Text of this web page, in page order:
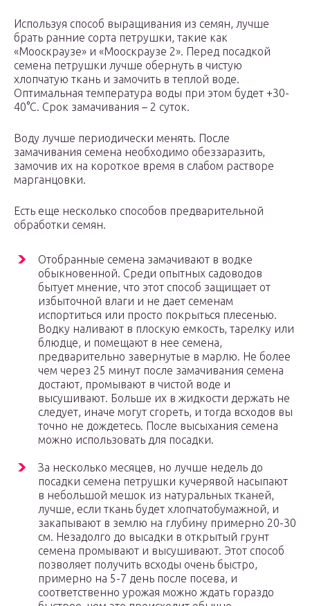
Используя способ выращивания из семян, лучше
брать ранние сорта петрушки, такие как
«Мооскраузе» и «Мооскраузе 2». Перед посадкой
семена петрушки лучше обернуть в чистую
хлопчатую ткань и замочить в теплой воде.
Оптимальная температура воды при этом будет +30-
40°С. Срок замачивания – 2 суток.
Воду лучше периодически менять. После
замачивания семена необходимо обеззаразить,
замочив их на короткое время в слабом растворе
марганцовки.
Есть еще несколько способов предварительной
обработки семян.
Отобранные семена замачивают в водке
обыкновенной. Среди опытных садоводов
бытует мнение, что этот способ защищает от
избыточной влаги и не дает семенам
испортиться или просто покрыться плесенью.
Водку наливают в плоскую емкость, тарелку или
блюдце, и помещают в нее семена,
предварительно завернутые в марлю. Не более
чем через 25 минут после замачивания семена
достают, промывают в чистой воде и
высушивают. Больше их в жидкости держать не
следует, иначе могут сгореть, и тогда всходов вы
точно не дождетесь. После высыхания семена
можно использовать для посадки.
За несколько месяцев, но лучше недель до
посадки семена петрушки кучерявой насыпают
в небольшой мешок из натуральных тканей,
лучше, если ткань будет хлопчатобумажной, и
закапывают в землю на глубину примерно 20-30
см. Незадолго до высадки в открытый грунт
семена промывают и высушивают. Этот способ
позволяет получить всходы очень быстро,
примерно на 5-7 день после посева, и
соответственно урожая можно ждать гораздо